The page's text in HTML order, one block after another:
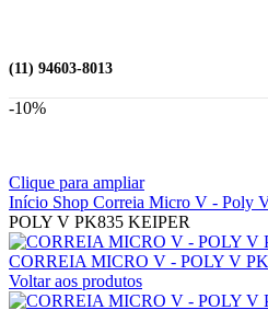
(11) 94603-8013
-10%
Clique para ampliar
Início Shop Correia Micro V - Poly
POLY V PK835 KEIPER
CORREIA MICRO V - POLY V
Voltar aos produtos